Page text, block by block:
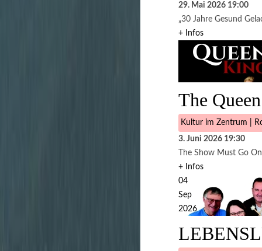
29. Mai 2026 19:00
„30 Jahre Gesund
+ Infos
The
Kultur im Zentrum |
3. Juni 2026 19:30
The Show Must Go
+ Infos
04
Sep
2026